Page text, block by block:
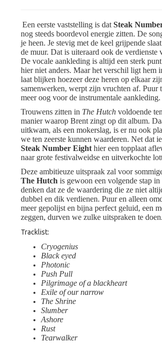
Een eerste vaststelling is dat Steak
nog steeds boordevol energie zitten. De
je heen. Je stevig met de keel grijpende
de muur. Dat is uiteraard ook de
De vocale aankleding is altijd een sterk
hier niet anders. Maar het verschil ligt hem
laat blijken hoezeer deze heren op elkaar
samenwerken, werpt zijn vruchten af. Puur
meer oog voor de instrumentale aankleding.
Trouwens zitten in The Hutch voldoende
manier waarop Brent zingt op dit album.
uitkwam, als een mokerslag, is er nu ook
we ten zeerste kunnen waarderen. Net dat
Steak Number Eight hier een topplaat
naar grote festivalweidse en uitverkochte
Deze ambitieuze uitspraak zal voor
The Hutch is gewoon een volgende stap
denken dat ze de waardering die ze niet
dubbel en dik verdienen. Puur en alleen
meer gepolijst en bijna perfect geluid, een
zeggen, durven we zulke uitspraken te doen.
Tracklist:
Cryogenius
Black eyed
Photonic
Push Pull
Pilgrimage of a blackheart
Exile of our narrow
The Shrine
Slumber
Ashore
Rust
Tearwalker